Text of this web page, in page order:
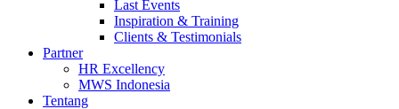
Last Events
Inspiration & Training
Clients & Testimonials
Partner
HR Excellency
MWS Indonesia
Tentang